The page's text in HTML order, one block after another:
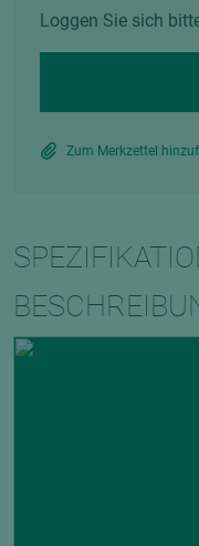
Loggen Sie sich
Zum Merkzettel